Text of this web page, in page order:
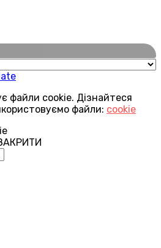
файли cookie. Дізнайтеся
файли: cookie